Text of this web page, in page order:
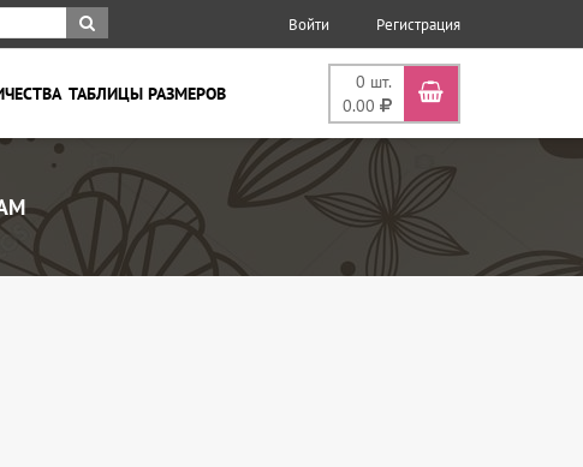
Войти Регистрация
0 шт.
0.00
ТАБЛИЦЫ РАЗМЕРОВ